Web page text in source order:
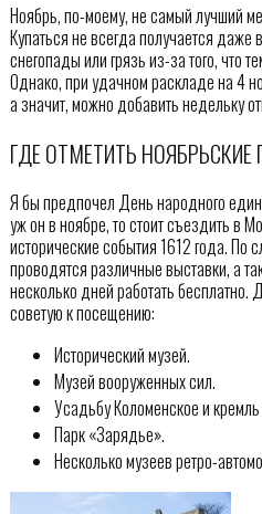
Ноябрь, по-моему, не самый лучший
Купаться не всегда получается
снегопады или грязь из-за того, что
Однако, при удачном раскладе на 4
а значит, можно добавить недельку
ГДЕ ОТМЕТИТЬ НОЯБРЬСКИЕ
Я бы предпочел День народного
уж он в ноябре, то стоит съездить в
исторические события 1612 года. По
проводятся различные выставки, а
несколько дней работать бесплатно.
советую к посещению:
Исторический музей.
Музей вооруженных сил.
Усадьбу Коломенское и
Парк «Зарядье».
Несколько музеев ретро-